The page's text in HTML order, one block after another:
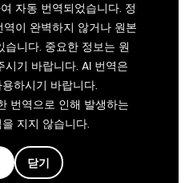
자동 번역되었습니다. 정
이 완벽하지 않거나 원본
니다. 중요한 정보는 원
기 바랍니다. AI 번역은
하시기 바랍니다.
번역으로 인해 발생하는
지지 않습니다.
닫기